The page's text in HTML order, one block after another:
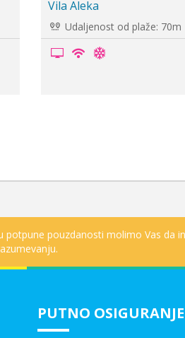
Vila Janis, Sarti
Udaljenost od plaže: 50m
pouzdanosti molimo Vas da
PUTNO OSIGURANJE